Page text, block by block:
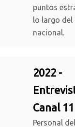
puntos
lo largo
nacional.
2022 -
Canal 11
Personal del